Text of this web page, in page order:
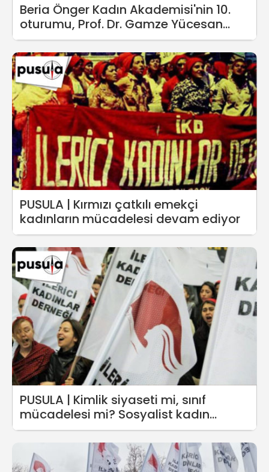
Beria Önger Kadın Akademisi'nin 10.
oturumu, Prof. Dr. Gamze Yücesan
Özdemir'in katılımıyla gerçekleşti
PUSULA | Kırmızı çatkılı emekçi
kadınların mücadelesi devam ediyor
PUSULA | Kimlik siyaseti mi, sınıf
mücadelesi mi? Sosyalist kadın
hareketi ve olanaklar